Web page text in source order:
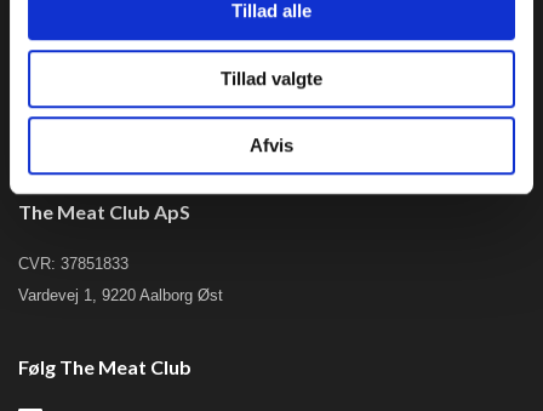
Tillad alle
Tillad valgte
Afvis
Kundeservice
kundeservice@themeatclub.dk
The Meat Club ApS
CVR: 37851833
Vardevej 1, 9220 Aalborg Øst
Følg The Meat Club